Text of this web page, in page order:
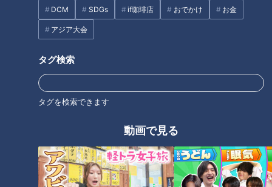
DCM SDGs if珈琲店 おでかけ お金
アジア大会
タグ検索
タグを検索できます
動画で見る
オススメ関連コンテンツ
健康漢字 糖尿病の名医は「笑」